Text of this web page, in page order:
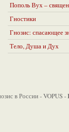
Пополь Вух –
Гностики
Гнозис: спасающее
Тело, Душа и Дух
в России - VOPUS -